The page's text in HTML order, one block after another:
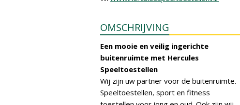
OMSCHRIJVING
Een mooie en veilig ingerichte
buitenruimte met Hercules
Speeltoestellen
Wij zijn uw partner voor de buitenruimte.
Speeltoestellen, sport en fitness